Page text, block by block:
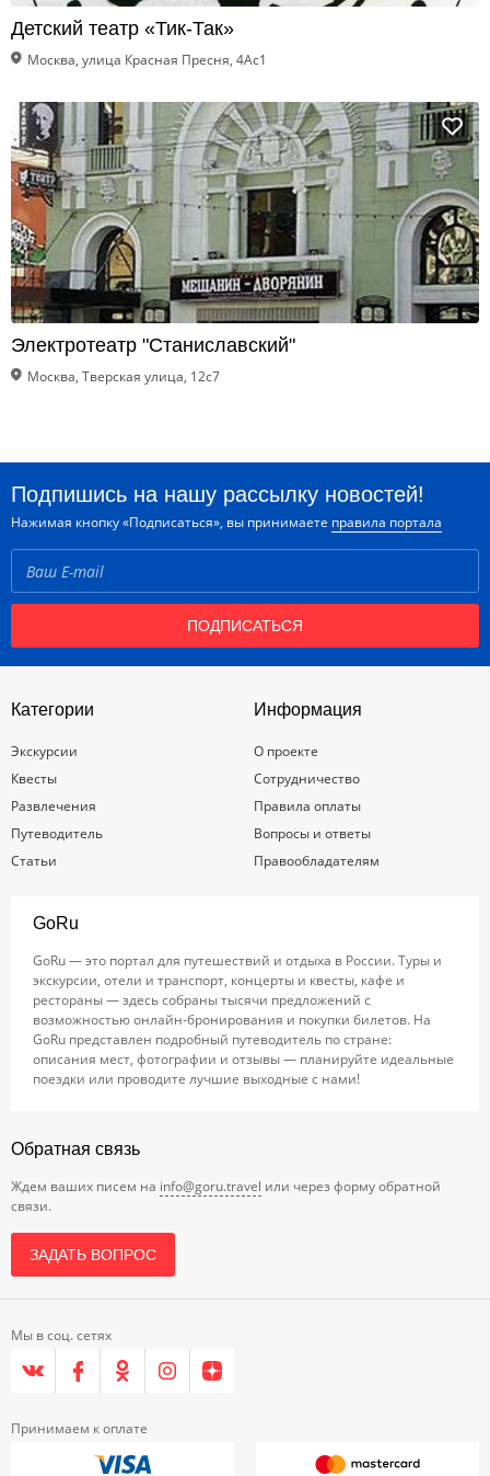
Детский театр «Тик-Так»
Москва, улица Красная Пресня, 4Ас1
Электротеатр "Станиславский"
Москва, Тверская улица, 12с7
Подпишись на нашу рассылку новостей!
Нажимая кнопку «Подписаться», вы принимаете правила портала
ПОДПИСАТЬСЯ
Категории
Экскурсии
Квесты
Развлечения
Путеводитель
Статьи
Информация
О проекте
Сотрудничество
Правила оплаты
Вопросы и ответы
Правообладателям
GoRu
GoRu — это портал для путешествий и отдыха в России. Туры и
экскурсии, отели и транспорт, концерты и квесты, кафе и
рестораны — здесь собраны тысячи предложений с
возможностью онлайн-бронирования и покупки билетов. На
GoRu представлен подробный путеводитель по стране:
описания мест, фотографии и отзывы — планируйте идеальные
поездки или проводите лучшие выходные с нами!
Обратная связь
Ждем ваших писем на info@goru.travel или через форму обратной
связи.
ЗАДАТЬ ВОПРОС
Мы в соц. сетях
Принимаем к оплате